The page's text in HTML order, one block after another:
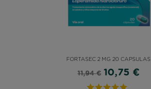
FORTASEC 2 MG 20 CAPSULAS
11,94 € 10,75 €